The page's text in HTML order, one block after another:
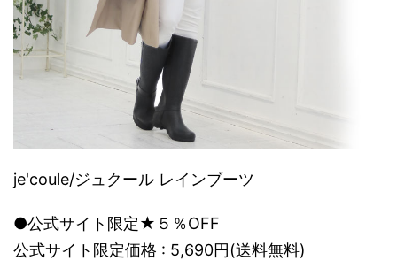
je'coule/ジュクール レインブーツ
●公式サイト限定★５％OFF
公式サイト限定価格 : 5,690円(送料無料)